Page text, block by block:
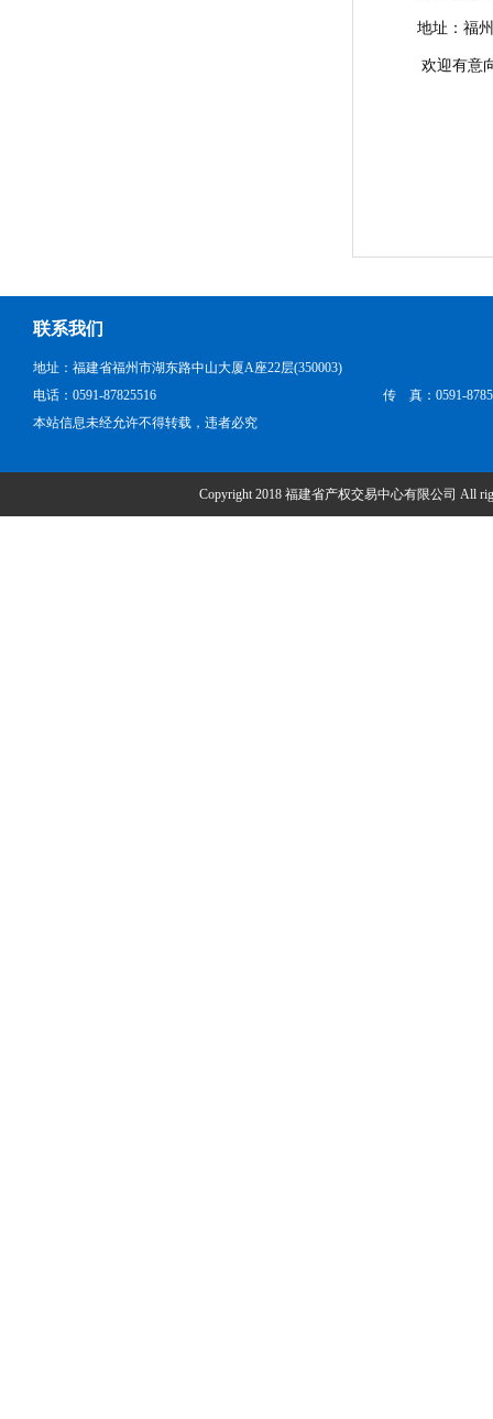
地址：福
欢迎有意
联系我们
地址：福建省福州市湖东路中山大厦A座22层(350003)
电话：0591-87825516
传 真：0591-
本站信息未经允许不得转载，违者必究
Copyright 2018 福建省产权交易中心有限公司 All